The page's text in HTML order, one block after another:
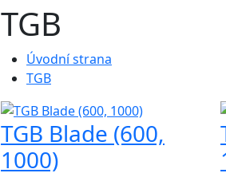
TGB
Úvodní strana
TGB
TGB Blade (600,
1000)